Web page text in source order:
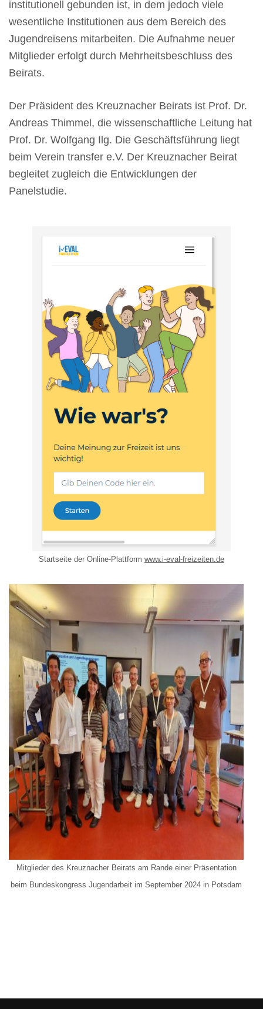
institutionell gebunden ist, in dem jedoch viele
wesentliche Institutionen aus dem Bereich des
Jugendreisens mitarbeiten. Die Aufnahme neuer
Mitglieder erfolgt durch Mehrheitsbeschluss des
Beirats.
Der Präsident des Kreuznacher Beirats ist Prof. Dr.
Andreas Thimmel, die wissenschaftliche Leitung hat
Prof. Dr. Wolfgang Ilg. Die Geschäftsführung liegt
beim Verein transfer e.V. Der Kreuznacher Beirat
begleitet zugleich die Entwicklungen der
Panelstudie.
Startseite der Online-Plattform www.i-eval-freizeiten.de
Mitglieder des Kreuznacher Beirats am Rande einer Präsentation
beim Bundeskongress Jugendarbeit im September 2024 in Potsdam